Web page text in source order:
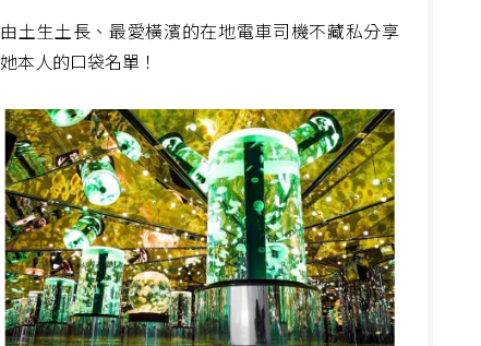
由土生土長、最愛橫濱的在地電車司機不藏私分享
她本人的口袋名單！